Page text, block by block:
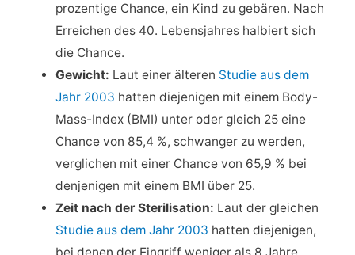
prozentige Chance, ein Kind zu gebären. Nach
Erreichen des 40. Lebensjahres halbiert sich
die Chance.
Gewicht: Laut einer älteren Studie aus dem
Jahr 2003 hatten diejenigen mit einem Body-
Mass-Index (BMI) unter oder gleich 25 eine
Chance von 85,4 %, schwanger zu werden,
verglichen mit einer Chance von 65,9 % bei
denjenigen mit einem BMI über 25.
Zeit nach der Sterilisation: Laut der gleichen
Studie aus dem Jahr 2003 hatten diejenigen,